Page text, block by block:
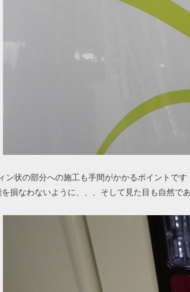
ン状の部分への施工も手間がかかるポイントです
損なわないように、、、そして見た目も自然で